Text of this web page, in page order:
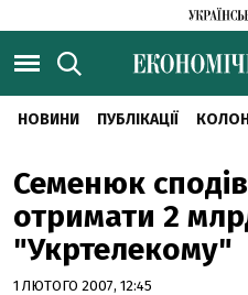
НОВИНИ ПУБЛІКАЦІЇ
Семенюк
отримати 2
"Укртелекому"
1 ЛЮТОГО 2007, 12:45